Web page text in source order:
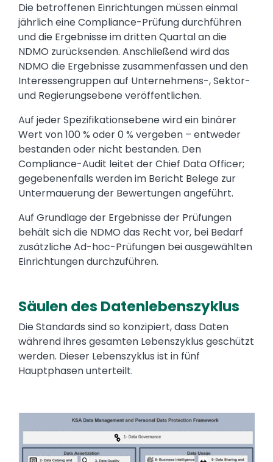
Text
Die betroffenen Einrichtungen müssen einmal
jährlich eine Compliance-Prüfung durchführen
und die Ergebnisse im dritten Quartal an die
NDMO zurücksenden. Anschließend wird das
NDMO die Ergebnisse zusammenfassen und den
Interessengruppen auf Unternehmens-, Sektor-
und Regierungsebene veröffentlichen.
Auf jeder Spezifikationsebene wird ein binärer
Wert von 100 % oder 0 % vergeben – entweder
bestanden oder nicht bestanden. Den
Compliance-Audit leitet der Chief Data Officer;
gegebenenfalls werden im Bericht Belege zur
Untermauerung der Bewertungen angeführt.
Auf Grundlage der Ergebnisse der Prüfungen
behält sich die NDMO das Recht vor, bei Bedarf
zusätzliche Ad-hoc-Prüfungen bei ausgewählten
Einrichtungen durchzuführen.
Säulen des Datenlebenszyklus
Text
Die Standards sind so konzipiert, dass Daten
während ihres gesamten Lebenszyklus geschützt
werden. Dieser Lebenszyklus ist in fünf
Hauptphasen unterteilt.